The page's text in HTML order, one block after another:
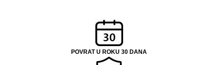
POVRAT U ROKU 30 DANA